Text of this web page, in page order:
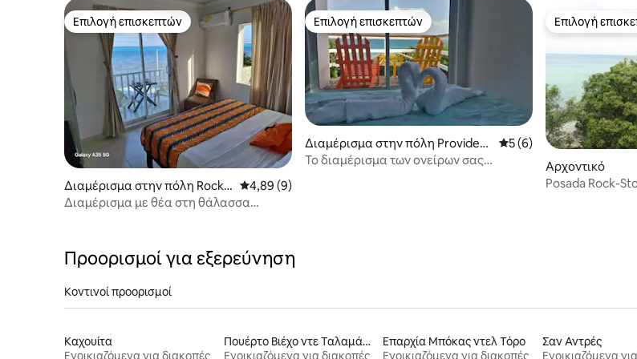
Επιλογή επισκεπτών
Επιλογή επισκεπτών
Διαμέρισμα στην πόλη Rocky
Point
Μέση βαθμολογία: 4,89 στα 5, 9 κριτικές
4,89 (9)
Διαμέρισμα με θέα στη θάλασσα
Επιλογή επισκεπτών
Επιλογή επισκεπτών
Διαμέρισμα στην πόλη Providen
cia Isla
Μέση βαθμολογία: 5 στα
5 (6)
Το διαμέρισμα των ονείρων σας
Επιλογή
Επιλογή
Αρχοντικό
Posada Rock-
Προορισμοί για εξερεύνηση
Κοντινοί προορισμοί
Καχουίτα
Ενοικιαζόμενα για διακοπές
Πουέρτο Βιέχο ντε Ταλαμάνκα
Ενοικιαζόμενα για διακοπές
Επαρχία Μπόκας ντελ Τόρο
Ενοικιαζόμενα για διακοπές
Σαν Αντρές
Ενοικιαζόμενα